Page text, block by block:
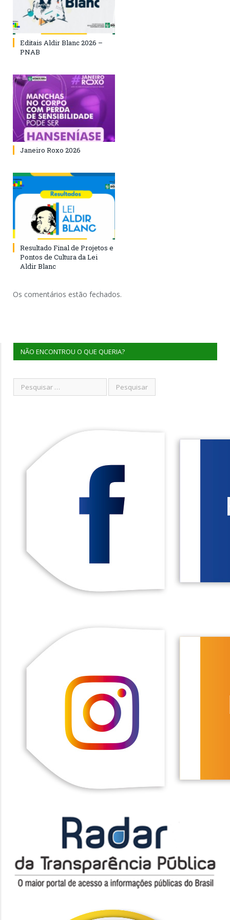
Editais Aldir Blanc 2026 –
PNAB
Janeiro Roxo 2026
Resultado Final de Projetos e
Pontos de Cultura da Lei
Aldir Blanc
Os comentários estão fechados.
NÃO ENCONTROU O QUE QUERIA?